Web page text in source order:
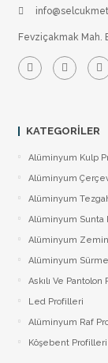
Fevziçakmak Mah.
KATEGORILER
Alüminyum Kulp
Alüminyum
Alüminyum
Alüminyum Sunta
Alüminyum
Alüminyum
Askılı Ve Pantolon
Led Profilleri
Alüminyum Raf
Köşebent Profilleri